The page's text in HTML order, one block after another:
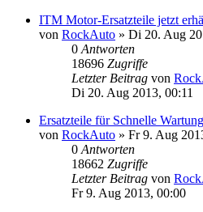
ITM Motor-Ersatzteile jetzt
von RockAuto » Di 20. Aug
0 Antworten
18696 Zugriffe
Letzter Beitrag von
Di 20. Aug 2013, 00:11
Ersatzteile für Schnelle
von RockAuto » Fr 9. Aug
0 Antworten
18662 Zugriffe
Letzter Beitrag von
Fr 9. Aug 2013, 00:00